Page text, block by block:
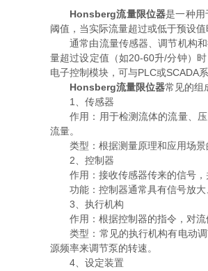
Honsberg流量限位器是一种用
阈值，当实际流量超过或低于预设
通常由流量传感器、调节机构和
量超过设定值（如20-60升/分钟）
电子控制模块，可与PLC或SCADA
Honsberg流量限位器常见的组
1、传感器
作用：用于检测流体的流量、压
流量。
类型：根据测量原理和应用场景
2、控制器
作用：接收传感器传来的信号，
功能：控制器通常具有信号放大
3、执行机构
作用：根据控制器的指令，对流
类型：常见的执行机构有电动调
源频率来调节泵的转速。
4、设定装置